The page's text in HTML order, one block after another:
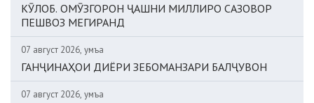
КӮЛОБ. ОМӮЗГОРОН ҶАШНИ МИЛЛИРО САЗОВОР
ПЕШВОЗ МЕГИРАНД
07 август 2026, Ҷумъа
ГАНҶИНАҲОИ ДИЁРИ ЗЕБОМАНЗАРИ БАЛҶУВОН
07 август 2026, Ҷумъа